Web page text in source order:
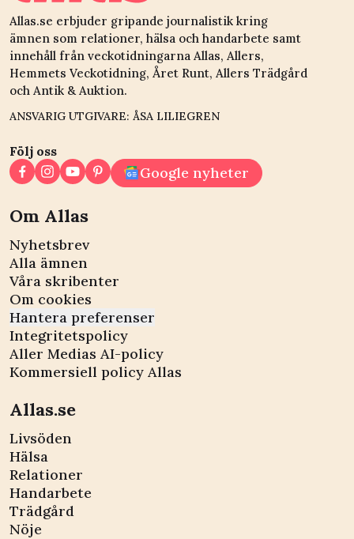
Allas.se erbjuder gripande journalistik kring
ämnen som relationer, hälsa och handarbete samt
innehåll från veckotidningarna Allas, Allers,
Hemmets Veckotidning, Året Runt, Allers Trädgård
och Antik & Auktion.
ANSVARIG UTGIVARE: ÅSA LILIEGREN
Följ oss
Google nyheter
Om Allas
Nyhetsbrev
Alla ämnen
Våra skribenter
Om cookies
Hantera preferenser
Integritetspolicy
Aller Medias AI-policy
Kommersiell policy Allas
Allas.se
Livsöden
Hälsa
Relationer
Handarbete
Trädgård
Nöje